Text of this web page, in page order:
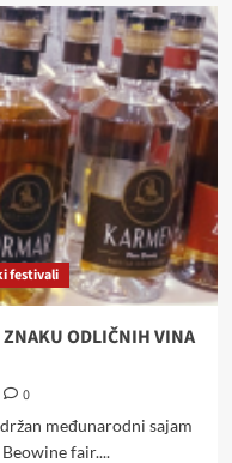
festivali
ODLIČNIH VINA
0
međunarodni sajam
fair....